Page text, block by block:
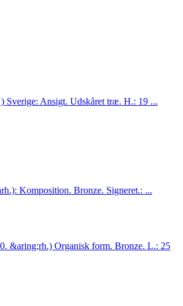
Sverige: Ansigt. Udskåret træ. H.: 19 ...
Komposition. Bronze. Signeret.: ...
&aring;rh.) Organisk form. Bronze. L.: 25